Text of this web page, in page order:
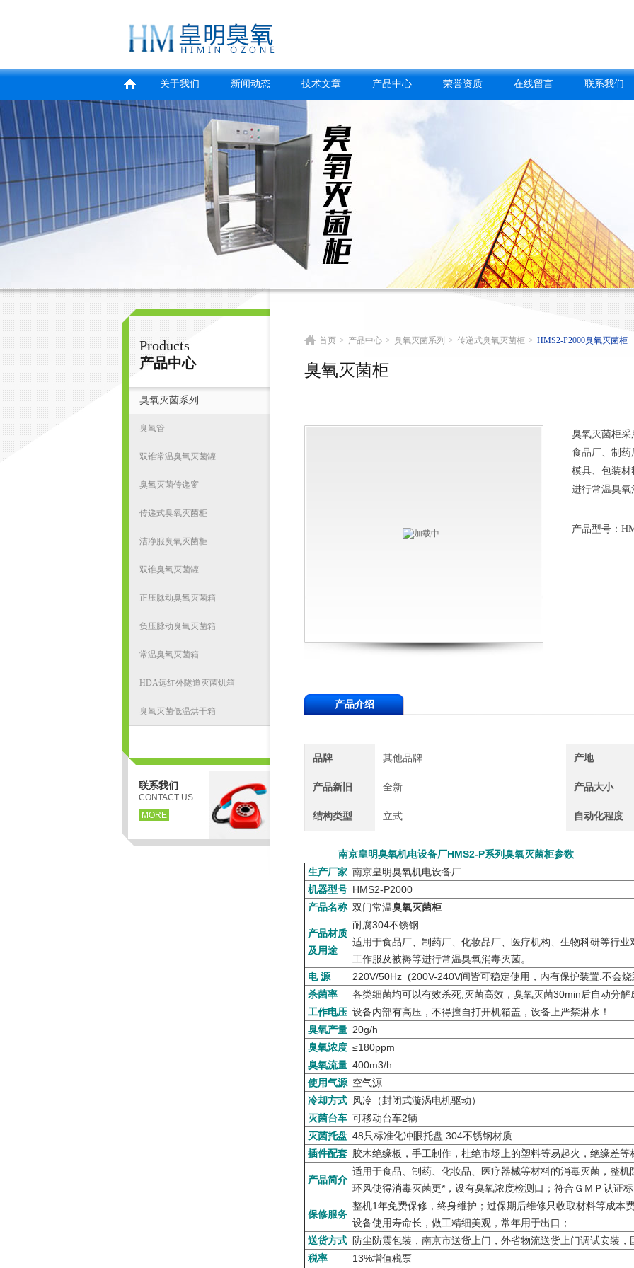
南京皇明臭氧机电设备厂
关于我们 新闻动态 技术文章 产品中心 荣誉资质 在线留言 联系我们
Products
产品中心
臭氧灭菌系列
臭氧管
双锥常温臭氧灭菌罐
臭氧灭菌传递窗
传递式臭氧灭菌柜
洁净服臭氧灭菌柜
双锥臭氧灭菌罐
正压脉动臭氧灭菌箱
负压脉动臭氧灭菌箱
常温臭氧灭菌箱
HDA远红外隧道灭菌烘箱
臭氧灭菌低温烘干箱
联系我们
CONTACT US
MORE
首页 > 产品中心 > 臭氧灭菌系列 > 传递式臭氧灭菌柜 > HMS2-P2000臭氧灭菌柜
臭氧灭菌柜
臭氧灭菌柜采
食品厂、制
模具、包装
进行常温臭氧
产品型号：
产品介绍
品牌 其他品牌 产地
产品新旧 全新 产品大小
结构类型 立式 自动化程度
南京皇明臭氧机电设备厂HMS2-P系列臭氧灭菌柜参数
生产厂家 南京皇明臭氧机电设备厂
机器型号 HMS2-P2000
产品名称 双门常温臭氧灭菌柜
产品材质
及用途
耐腐304不锈钢
适用于食品厂、制药厂、化妆品厂、医疗机构、生物科研等行业
工作服及被褥等进行常温臭氧消毒灭菌。
电 源
220V/50Hz (200V-240V间皆可稳定使用，内有保护装置.不会
杀菌率
各类细菌均可以有效杀死,灭菌高效，臭氧灭菌30min后自动分解
工作电压 设备内部有高压，不得擅自打开机箱盖，设备上严禁淋水！
臭氧产量 20g/h
臭氧浓度 ≤180ppm
臭氧流量 400m3/h
使用气源 空气源
冷却方式 风冷（封闭式漩涡电机驱动）
灭菌台车 可移动台车2辆
灭菌托盘 48只标准化冲眼托盘 304不锈钢材质
插件配套 胶木绝缘板，手工制作，杜绝市场上的塑料等易起火，绝缘差等
产品简介
适用于食品、制药、化妆品、医疗器械等材料的消毒灭菌，整
环风使得消毒灭菌更*，设有臭氧浓度检测口；符合ＧＭＰ认证
保修服务
整机1年免费保修，终身维护；过保期后维修只收取材料等成本
设备使用寿命长，做工精细美观，常年用于出口；
送货方式 防尘防震包装，南京市送货上门，外省物流送货上门调试安装，
税率
13%增值税票